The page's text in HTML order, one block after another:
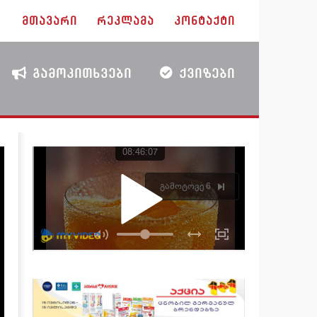
ᲛᲗᲐᲕᲐᲠᲘ ᲠᲔᲙᲚᲐᲛᲐ ᲙᲝᲜᲢᲐᲥᲢᲘ
ᲒᲐᲛᲝᲙᲘᲗᲮᲕᲔᲑᲘ ᲥᲕᲘᲖᲔᲑᲘ